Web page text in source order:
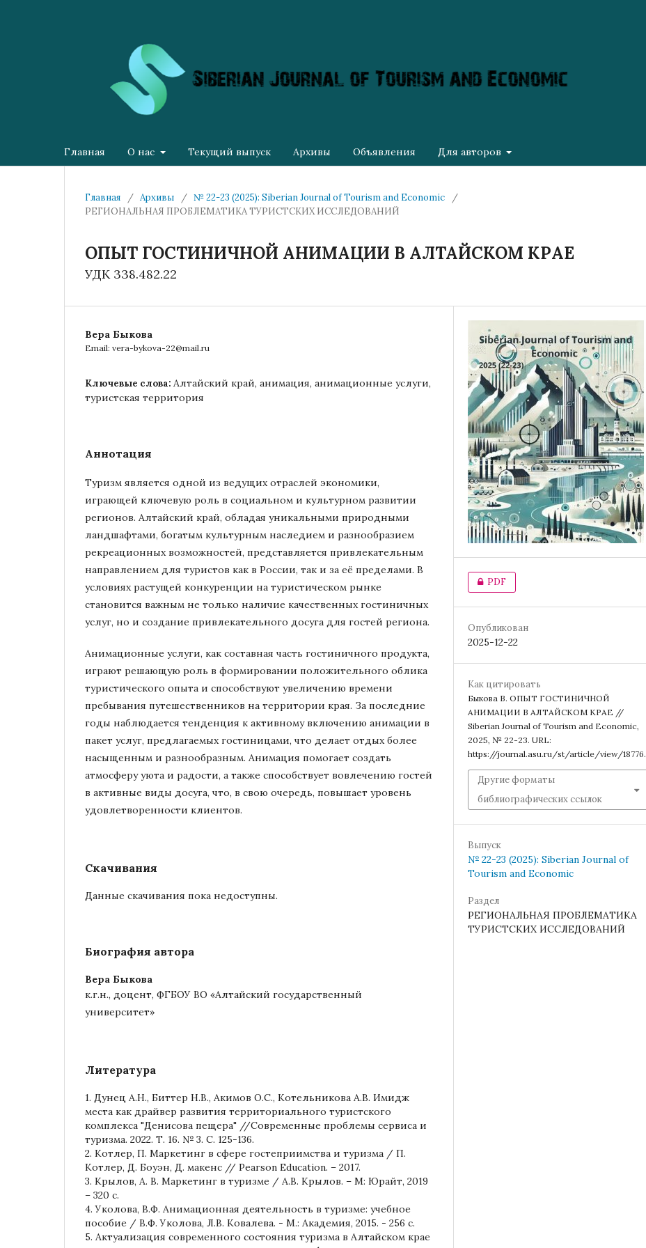
Главная О нас Текущий выпуск Архивы Объявления Для авторов
Главная / Архивы / № 22-23 (2025): Siberian Journal of Tourism and Economic
/
РЕГИОНАЛЬНАЯ ПРОБЛЕМАТИКА ТУРИСТСКИХ ИССЛЕДОВАНИЙ
ОПЫТ ГОСТИНИЧНОЙ АНИМАЦИИ В АЛТАЙСКОМ КРАЕ
УДК 338.482.22
Вера Быкова
Email: vera-bykova-22@mail.ru
Ключевые слова: Алтайский край, анимация, анимационные услуги,
туристская территория
Аннотация
Туризм является одной из ведущих отраслей экономики,
играющей ключевую роль в социальном и культурном развитии
регионов. Алтайский край, обладая уникальными природными
ландшафтами, богатым культурным наследием и разнообразием
рекреационных возможностей, представляется привлекательным
направлением для туристов как в России, так и за её пределами. В
условиях растущей конкуренции на туристическом рынке
становится важным не только наличие качественных гостиничных
услуг, но и создание привлекательного досуга для гостей региона.
Анимационные услуги, как составная часть гостиничного продукта,
играют решающую роль в формировании положительного облика
туристического опыта и способствуют увеличению времени
пребывания путешественников на территории края. За последние
годы наблюдается тенденция к активному включению анимации в
пакет услуг, предлагаемых гостиницами, что делает отдых более
насыщенным и разнообразным. Анимация помогает создать
атмосферу уюта и радости, а также способствует вовлечению гостей
в активные виды досуга, что, в свою очередь, повышает уровень
удовлетворенности клиентов.
Скачивания
Данные скачивания пока недоступны.
Биография автора
Вера Быкова
к.г.н., доцент, ФГБОУ ВО «Алтайский государственный
университет»
Литература
1. Дунец А.Н., Биттер Н.В., Акимов О.С., Котельникова А.В. Имидж
места как драйвер развития территориального туристского
комплекса "Денисова пещера" //Современные проблемы сервиса и
туризма. 2022. Т. 16. № 3. С. 125-136.
2. Котлер, П. Маркетинг в сфере гостеприимства и туризма / П.
Котлер, Д. Боуэн, Д. макенс // Pearson Education. – 2017.
3. Крылов, А. В. Маркетинг в туризме / А.В. Крылов. – М: Юрайт, 2019
– 320 с.
4. Уколова, В.Ф. Анимационная деятельность в туризме: учебное
пособие / В.Ф. Уколова, Л.В. Ковалева. - М.: Академия, 2015. - 256 с.
5. Актуализация современного состояния туризма в Алтайском крае
PDF
Опубликован
2025-12-22
Как цитировать
Быкова В. ОПЫТ ГОСТИНИЧНОЙ
АНИМАЦИИ В АЛТАЙСКОМ КРАЕ //
Siberian Journal of Tourism and Economic,
2025, № 22-23. URL:
https://journal.asu.ru/st/article/view/18776.
Другие форматы
библиографических ссылок
Выпуск
№ 22-23 (2025): Siberian Journal of
Tourism and Economic
Раздел
РЕГИОНАЛЬНАЯ ПРОБЛЕМАТИКА
ТУРИСТСКИХ ИССЛЕДОВАНИЙ